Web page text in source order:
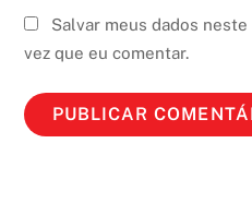
Salvar meus dados
vez que eu comentar.